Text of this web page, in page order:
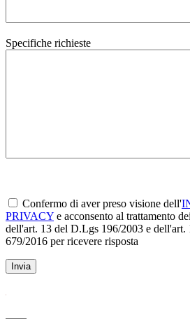
Specifiche richieste
Confermo di aver preso visione dell'
PRIVACY e acconsento al trattamento
dell'art. 13 del D.Lgs 196/2003 e dell'art.
679/2016 per ricevere risposta